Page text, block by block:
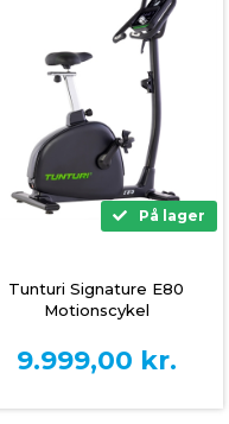
På lager
Tunturi Signature E80
Motionscykel
9.999,00 kr.